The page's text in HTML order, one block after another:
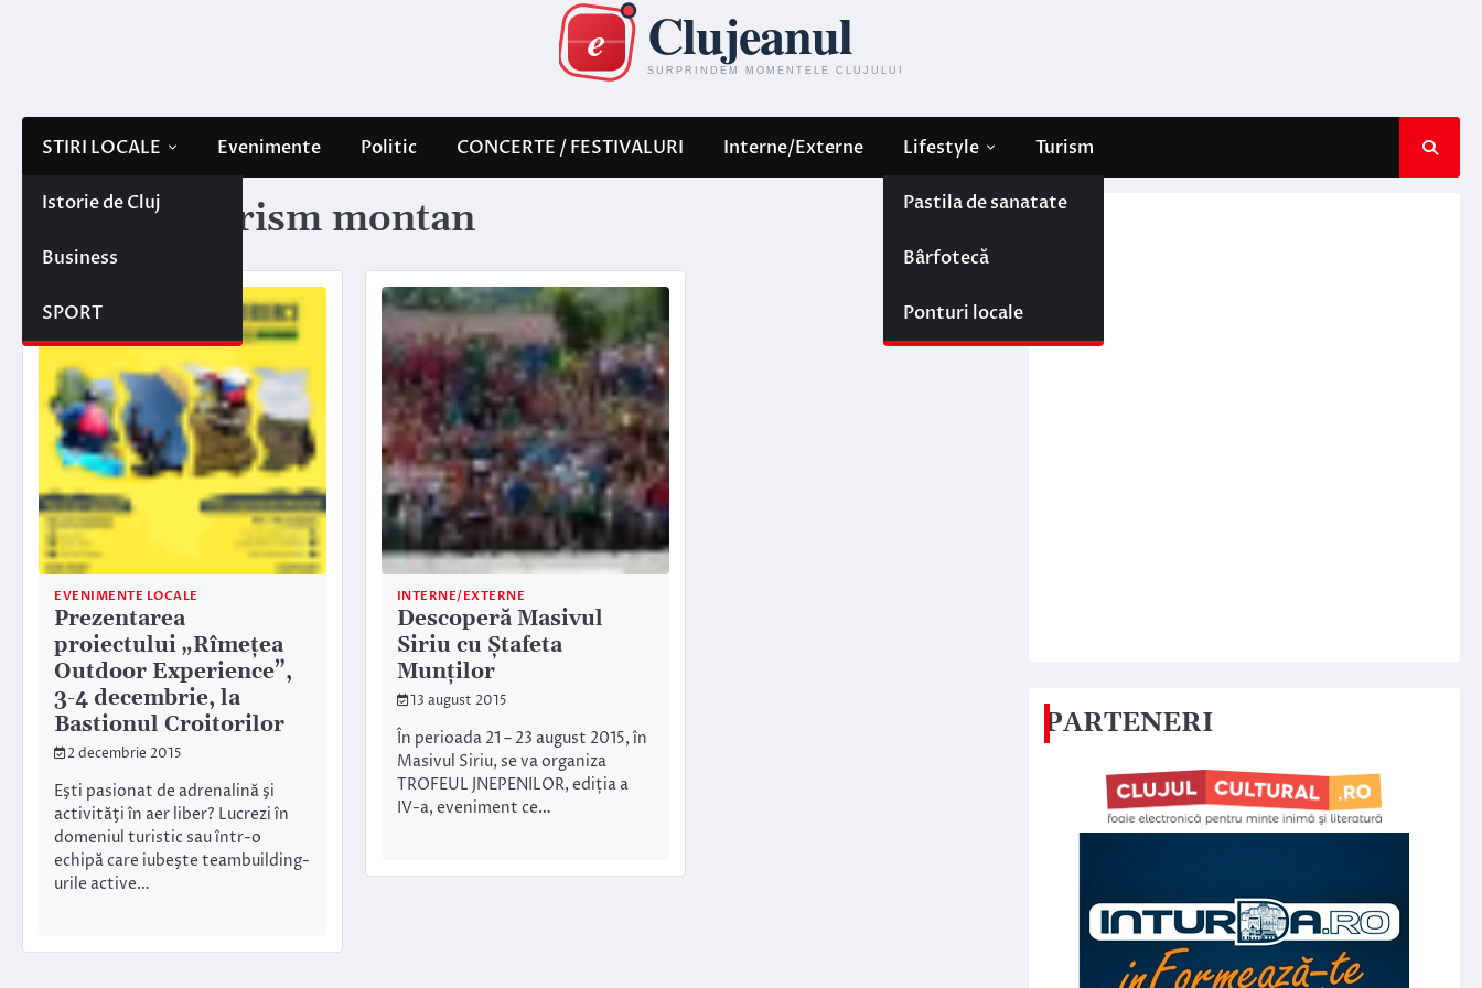
STIRI LOCALE
Istorie de Cluj
Business
SPORT
Evenimente Politic CONCERTE / FESTIVALURI Interne/Externe Lifestyle
Pastila de sanatate
Bârfotecă
Ponturi locale
Turism
Etichetă: turism montan
EVENIMENTE LOCALE
Prezentarea
proiectului „Rîmețea
Outdoor Experience”,
3-4 decembrie, la
Bastionul Croitorilor
2 decembrie 2015
Eşti pasionat de adrenalină şi
activităţi în aer liber? Lucrezi în
domeniul turistic sau într-o
echipă care iubeşte teambuilding-
urile active…
INTERNE/EXTERNE
Descoperă Masivul
Siriu cu Ștafeta
Munților
13 august 2015
În perioada 21 – 23 august 2015, în
Masivul Siriu, se va organiza
TROFEUL JNEPENILOR, ediția a
IV-a, eveniment ce…
PARTENERI